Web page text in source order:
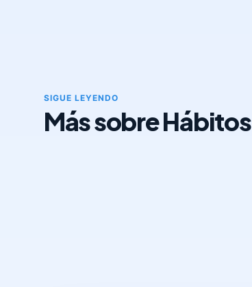
SIGUE LEYENDO
Más sobre Hábitos